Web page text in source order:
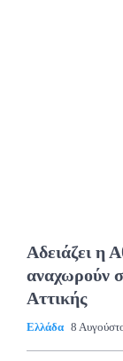
Αδειάζει η
αναχωρούν
Αττικής
Ελλάδα 8